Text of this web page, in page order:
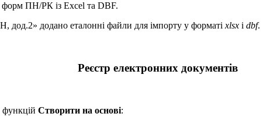
форм ПН/РК із Excel та DBF.
додано еталонні файли для імпорту у форматі xlsx і dbf.
Реєстр електронних документів
функцій Створити на основі: